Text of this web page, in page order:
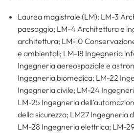
Laurea magistrale (LM): LM-3
paesaggio; LM-4 Architettura e
architettura; LM-10
e ambientali; LM-18 Ingegneria
Ingegneria aereospaziale e
Ingegneria biomedica; LM-22
Ingegneria civile; LM-24
LM-25 Ingegneria
della sicurezza; LM27 Ingegneria
LM-28 Ingegneria elettrica; LM-